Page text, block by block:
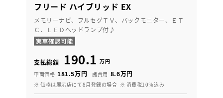
フリード ハイブリッド EX
メモリーナビ、フルセグＴＶ、バックモニター、ＥＴ
Ｃ、ＬＥＤヘッドランプ付♪
支払総額 190.1 万円
車両価格 181.5万円 諸費用 8.6万円
※ 価格は展示店にて8月登録の場合 ※ 消費税10％込み